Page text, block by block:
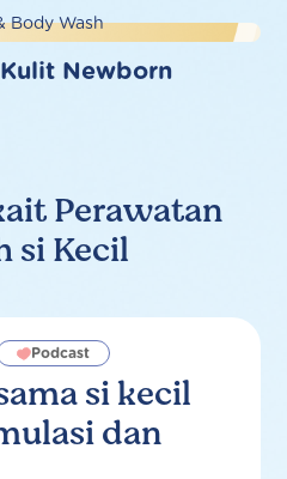
Newborn
Perawatan
si Kecil
si kecil
dan
Podcast